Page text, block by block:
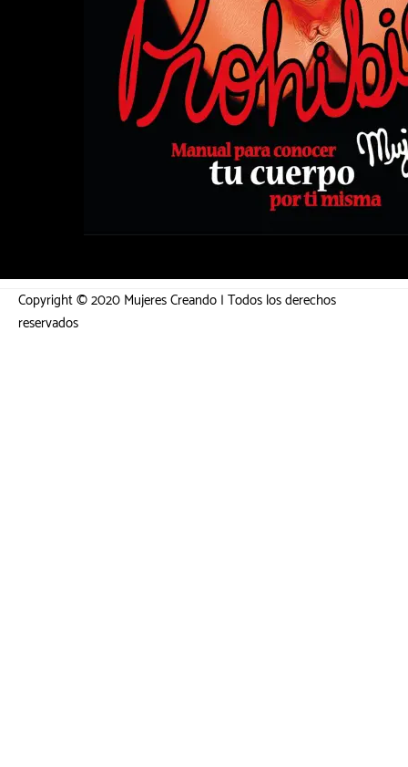
Copyright © 2020 Mujeres Creando | Todos los derechos
reservados